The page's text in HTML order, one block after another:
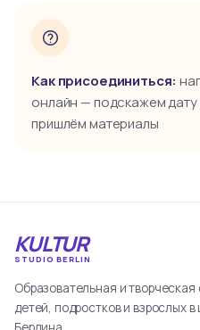
Как присоединиться:
онлайн — подскажем
пришлём материалы
KULTUR
STUDIO BERLIN
Образовательная и творческая
детей, подростков и взрослых в